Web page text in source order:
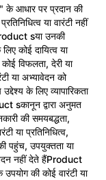
आधार पर प्रदान की
या वारंटी नहीं
sया उनकी
कोई दायित्व या
विफलता, देरी या
या अभ्यावेदन को
के लिए व्यापारिकता
sकानून द्वारा अनुमत
की समयबद्धता,
या प्रतिनिधित्व,
पहुंच, उपयुक्तता या
नहीं देते हैंProduct
की कोई वारंटी या